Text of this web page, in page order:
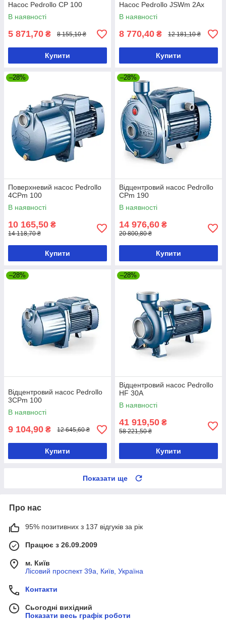
Насос Pedrollo CP 100
В наявності
5 871,70 ₴ 8 155,10 ₴
Купити
Насос Pedrollo JSWm 2Ax
В наявності
8 770,40 ₴ 12 181,10 ₴
Купити
–28%
Поверхневий насос Pedrollo
4CPm 100
В наявності
10 165,50 ₴
14 118,70 ₴
Купити
–28%
Відцентровий насос Pedrollo
CPm 190
В наявності
14 976,60 ₴
20 800,80 ₴
Купити
–28%
Відцентровий насос Pedrollo
3CPm 100
В наявності
9 104,90 ₴ 12 645,60 ₴
Купити
–28%
Відцентровий насос Pedrollo
HF 30A
В наявності
41 919,50 ₴
58 221,50 ₴
Купити
Показати ще
Про нас
95% позитивних з 137 відгуків за рік
Працює з 26.09.2009
м. Київ
Лісовий проспект 39а, Київ, Україна
Контакти
Сьогодні вихідний
Показати весь графік роботи